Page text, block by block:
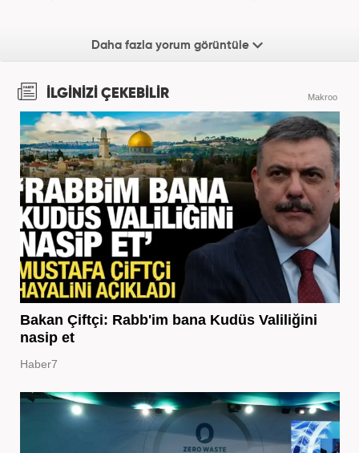
Daha fazla yorum görüntüle
İLGİNİZİ ÇEKEBİLİR Makroo
Bakan Çiftçi: Rabb'im bana Kudüs Valiliğini
nasip et
Haber7